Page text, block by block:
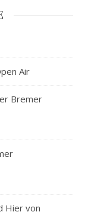
Air
Bremer
Hier von